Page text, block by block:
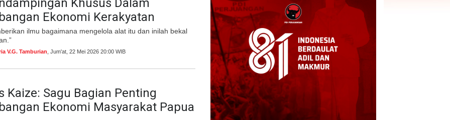
Khusus Dalam
Ekonomi Kerakyatan
ilmu bagaimana mengelola alat itu dan inilah bekal
V.G. Tamburian , Jum'at, 22 Mei 2026 20:00 WIB
Kaize: Sagu Bagian Penting
Ekonomi Masyarakat Papua